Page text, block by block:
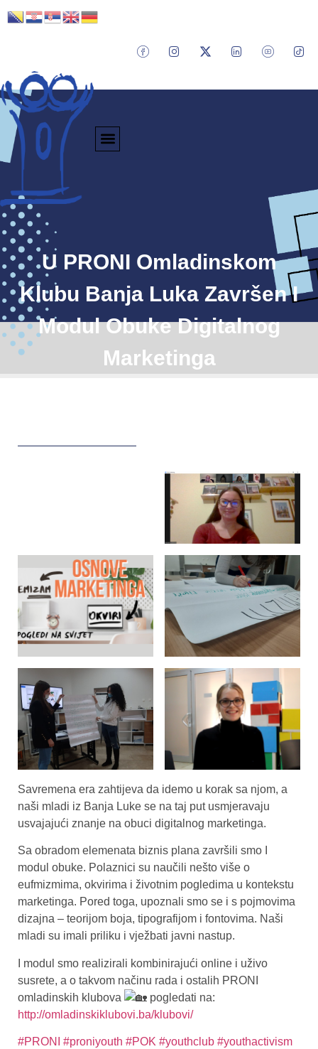
U PRONI Omladinskom
Klubu Banja Luka Završen I
Modul Obuke Digitalnog
Marketinga
Savremena era zahtijeva da idemo u korak sa njom, a
naši mladi iz Banja Luke se na taj put usmjeravaju
usvajajući znanje na obuci digitalnog marketinga.
Sa obradom elemenata biznis plana završili smo I
modul obuke. Polaznici su naučili nešto više o
eufmizmima, okvirima i životnim pogledima u kontekstu
marketinga. Pored toga, upoznali smo se i s pojmovima
dizajna – teorijom boja, tipografijom i fontovima. Naši
mladi su imali priliku i vježbati javni nastup.
I modul smo realizirali kombinirajući online i uživo
susrete, a o takvom načinu rada i ostalih PRONI
omladinskih klubova
pogledati na:
http://omladinskiklubovi.ba/klubovi/
#PRONI #proniyouth #POK #youthclub #youthactivism